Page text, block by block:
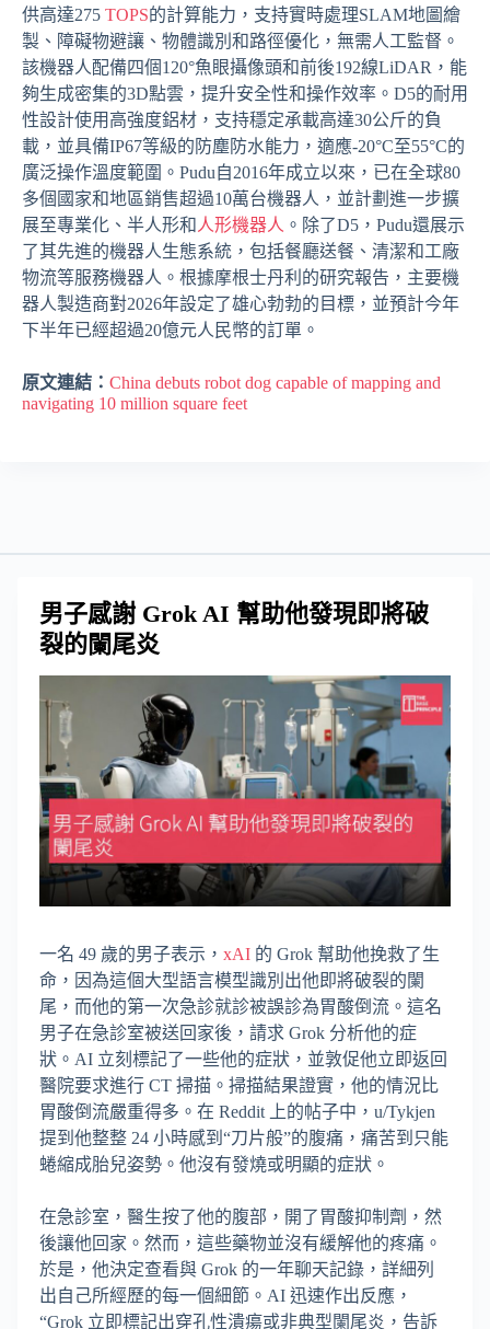
供高達275 TOPS的計算能力，支持實時處理SLAM地圖繪
製、障礙物避讓、物體識別和路徑優化，無需人工監督。
該機器人配備四個120°魚眼攝像頭和前後192線LiDAR，能
夠生成密集的3D點雲，提升安全性和操作效率。D5的耐用
性設計使用高強度鋁材，支持穩定承載高達30公斤的負
載，並具備IP67等級的防塵防水能力，適應-20°C至55°C的
廣泛操作溫度範圍。Pudu自2016年成立以來，已在全球80
多個國家和地區銷售超過10萬台機器人，並計劃進一步擴
展至專業化、半人形和 人形機器人 。除了D5，Pudu還展示
了其先進的機器人生態系統，包括餐廳送餐、清潔和工廠
物流等服務機器人。根據摩根士丹利的研究報告，主要機
器人製造商對2026年設定了雄心勃勃的目標，並預計今年
下半年已經超過20億元人民幣的訂單。
原文連結： China debuts robot dog capable of mapping and
navigating 10 million square feet
男子感謝 Grok AI 幫助他發現即將破
裂的闌尾炎
一名 49 歲的男子表示， xAI 的 Grok 幫助他挽救了生
命，因為這個大型語言模型識別出他即將破裂的闌
尾，而他的第一次急診就診被誤診為胃酸倒流。這名
男子在急診室被送回家後，請求 Grok 分析他的症
狀。AI 立刻標記了一些他的症狀，並敦促他立即返回
醫院要求進行 CT 掃描。掃描結果證實，他的情況比
胃酸倒流嚴重得多。在 Reddit 上的帖子中，u/Tykjen
提到他整整 24 小時感到“刀片般”的腹痛，痛苦到只能
蜷縮成胎兒姿勢。他沒有發燒或明顯的症狀。
在急診室，醫生按了他的腹部，開了胃酸抑制劑，然
後讓他回家。然而，這些藥物並沒有緩解他的疼痛。
於是，他決定查看與 Grok 的一年聊天記錄，詳細列
出自己所經歷的每一個細節。AI 迅速作出反應，
“Grok 立即標記出穿孔性潰瘍或非典型闌尾炎，告訴